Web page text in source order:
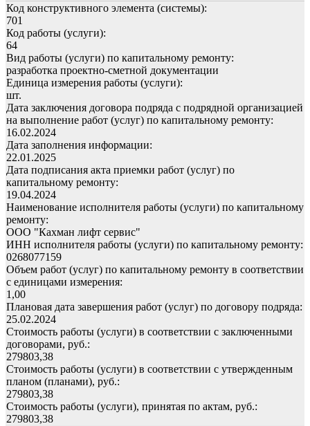
Код конструктивного элемента (системы):
701
Код работы (услуги):
64
Вид работы (услуги) по капитальному ремонту:
разработка проектно-сметной документации
Единица измерения работы (услуги):
шт.
Дата заключения договора подряда с подрядной организацией
на выполнение работ (услуг) по капитальному ремонту:
16.02.2024
Дата заполнения информации:
22.01.2025
Дата подписания акта приемки работ (услуг) по
капитальному ремонту:
19.04.2024
Наименование исполнителя работы (услуги) по капитальному
ремонту:
ООО "Кахман лифт сервис"
ИНН исполнителя работы (услуги) по капитальному ремонту:
0268077159
Объем работ (услуг) по капитальному ремонту в соответствии
с единицами измерения:
1,00
Плановая дата завершения работ (услуг) по договору подряда:
25.02.2024
Стоимость работы (услуги) в соответствии с заключенными
договорами, руб.:
279803,38
Стоимость работы (услуги) в соответствии с утвержденным
планом (планами), руб.:
279803,38
Стоимость работы (услуги), принятая по актам, руб.:
279803,38